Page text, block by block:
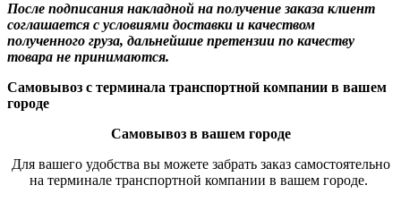
После подписания накладной на получение заказа клиент
соглашается с условиями доставки и качеством
полученного груза, дальнейшие претензии по качеству
товара не принимаются.
Самовывоз с терминала транспортной компании в вашем
городе
Самовывоз в вашем городе
Для вашего удобства вы можете забрать заказ самостоятельно
на терминале транспортной компании в вашем городе.